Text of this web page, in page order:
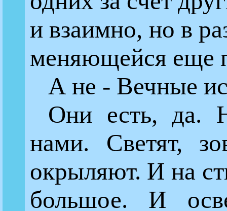
и взаимно, но в
меняющейся еще
А не - Вечные
Они есть,
нами. Светят,
окрыляют. И на
большое. И